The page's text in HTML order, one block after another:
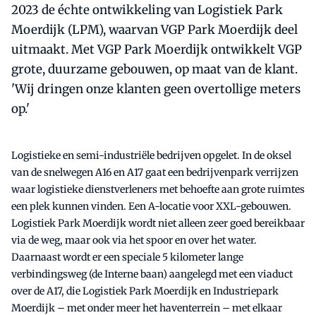
2023 de échte ontwikkeling van Logistiek Park
Moerdijk (LPM), waarvan VGP Park Moerdijk deel
uitmaakt. Met VGP Park Moerdijk ontwikkelt VGP
grote, duurzame gebouwen, op maat van de klant.
'Wij dringen onze klanten geen overtollige meters
op.'
Logistieke en semi-industriële bedrijven opgelet. In de oksel
van de snelwegen A16 en A17 gaat een bedrijvenpark verrijzen
waar logistieke dienstverleners met behoefte aan grote ruimtes
een plek kunnen vinden. Een A-locatie voor XXL-gebouwen.
Logistiek Park Moerdijk wordt niet alleen zeer goed bereikbaar
via de weg, maar ook via het spoor en over het water.
Daarnaast wordt er een speciale 5 kilometer lange
verbindingsweg (de Interne baan) aangelegd met een viaduct
over de A17, die Logistiek Park Moerdijk en Industriepark
Moerdijk – met onder meer het haventerrein – met elkaar